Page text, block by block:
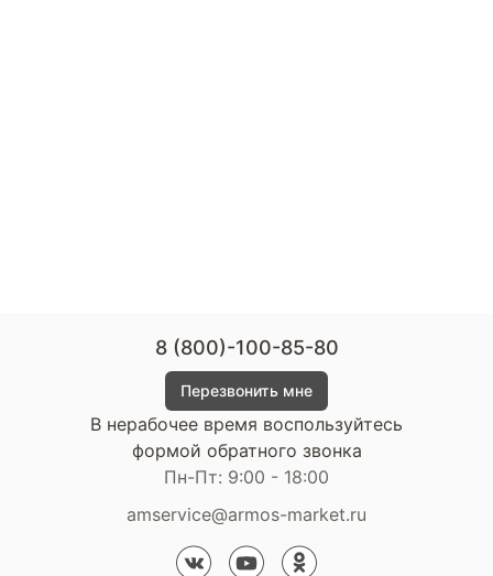
8 (800)-100-85-80
Перезвонить мне
В нерабочее время воспользуйтесь
формой обратного звонка
Пн-Пт: 9:00 - 18:00
amservice@armos-market.ru